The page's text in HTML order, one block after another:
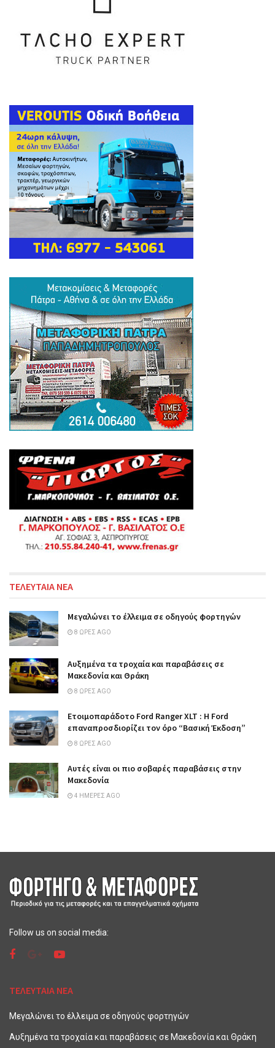
ΤΕΛΕΥΤΑΙΑ ΝΕΑ
Μεγαλώνει το έλλειμα σε οδηγούς φορτηγών
8 ΏΡΕΣ AGO
Αυξημένα τα τροχαία και παραβάσεις σε
Μακεδονία και Θράκη
8 ΏΡΕΣ AGO
Ετοιμοπαράδοτο Ford Ranger XLT : Η Ford
επαναπροσδιορίζει τον όρο “Βασική Έκδοση”
8 ΏΡΕΣ AGO
Αυτές είναι οι πιο σοβαρές παραβάσεις στην
Μακεδονία
4 ΗΜΈΡΕΣ AGO
Follow us on social media:
ΤΕΛΕΥΤΑΙΑ ΝΕΑ
Μεγαλώνει το έλλειμα σε οδηγούς φορτηγών
Αυξημένα τα τροχαία και παραβάσεις σε Μακεδονία και Θράκη